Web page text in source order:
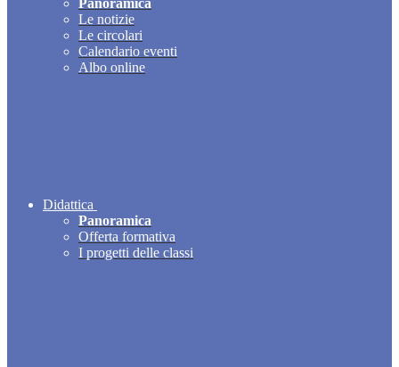
Panoramica
Le notizie
Le circolari
Calendario eventi
Albo online
Didattica
Panoramica
Offerta formativa
I progetti delle classi